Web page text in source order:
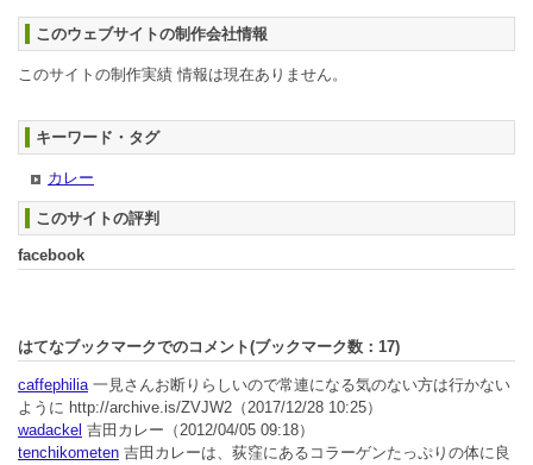
このウェブサイトの制作会社情報
このサイトの制作実績 情報は現在ありません。
キーワード・タグ
カレー
このサイトの評判
facebook
はてなブックマークでのコメント(ブックマーク数： 17)
caffephilia一見さんお断りらしいので常連になる気のない方は行かない
ように http://archive.is/ZVJW2 （2017/12/28 10:25）
wadackel 吉田カレー （2012/04/05 09:18）
tenchikometen 吉田カレーは、荻窪にあるコラーゲンたっぷりの体に良